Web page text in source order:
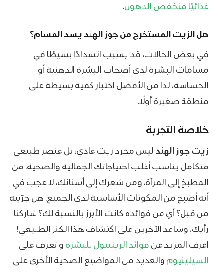
غذائيًا منخفض الدهون.
هل الزيت المستخرج من جوز الهند يسد المسام؟
في بعض الحالات، قد يسبب انسدادًا بسيطًا في
مسامات البشرة لدى أصحاب البشرة الدهنية أو
الحساسة، لذا من الأفضل اختبار كمية بسيطة على
منطقة صغيرة أولًا.
خلاصة التجربة
زيت جوز الهند ليس مجرد زيت عادي، بل عنصر طبيعي
متكامل يناسب أغلب احتياجاتك الجمالية والصحية. من
المطبخ إلى المرآة، ومن شعرك إلى أسنانك، لا عجب في
أنه أصبح من المكونات الأساسية لدى الجميع. هل جرّبته
من قبل؟ أي من فوائده كانت الأبرز بالنسبة لك؟ شاركنا
رأيك، وساعد الآخرين على اكتشاف هذا الكنز الطبيعي!
اعرف المزيد عن فوائد الريتينول للبشرة و تعرف على
السيلينيوم والعديد من المواضيع الصحية الأخرى على